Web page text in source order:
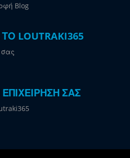
Blog
LOUTRAKI365
ΣΑΣ